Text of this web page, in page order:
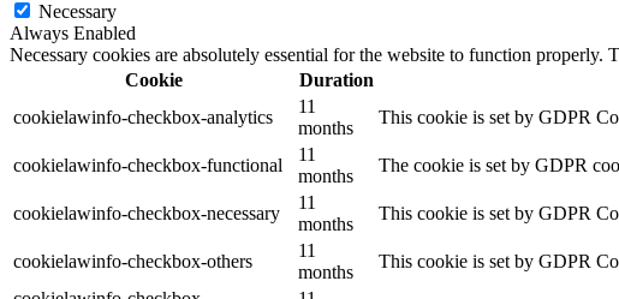
Necessary
Always Enabled
Necessary cookies are absolutely essential for the website to function
Cookie
Duration
cookielawinfo-checkbox-analytics
11
months
This cookie is set by GDPR
cookielawinfo-checkbox-functional
11
months
The cookie is set by GDPR
cookielawinfo-checkbox-necessary
11
months
This cookie is set by GDPR
cookielawinfo-checkbox-others
11
months
This cookie is set by GDPR